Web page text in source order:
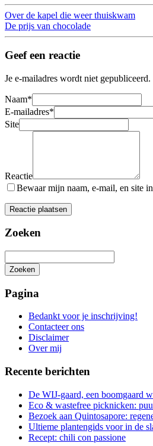
Over de kapel die weer thuiskwam
De prijs van chocolade
Geef een reactie
Je e-mailadres wordt niet gepubliceerd.
Naam*
E-mailadres*
Site
Reactie
Bewaar mijn naam, e-mail, en site
Zoeken
Zoeken
zoeken
Pagina
Bedankt voor je inschrijving!
Contacteer ons
Disclaimer
Over mij
Recente berichten
De WIJ-gaard, een boomgaard
Eco & wastefree picknicken:
Bezoek aan Quintosapore:
Ultieme plantengids voor in de
Recept: chili con passione